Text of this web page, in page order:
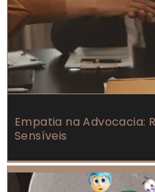
Empatia na Advocacia:
Sensíveis